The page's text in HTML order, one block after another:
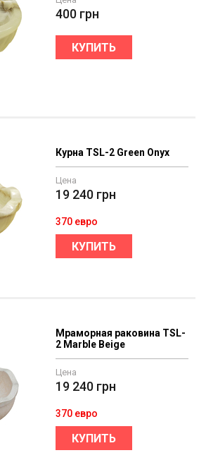
400 грн
КУПИТЬ
Курна TSL-2 Green Onyx
Цена
19 240 грн
370 евро
КУПИТЬ
Мраморная раковина TSL-
2 Marble Beige
Цена
19 240 грн
370 евро
КУПИТЬ